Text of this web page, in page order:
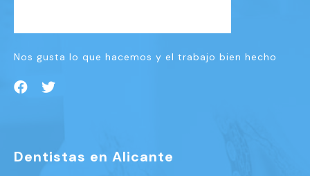
Nos gusta lo que hacemos y el trabajo bien hecho
Dentistas en Alicante